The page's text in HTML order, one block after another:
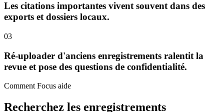
Les citations importantes vivent souvent dans des
exports et dossiers locaux.
03
Ré-uploader d'anciens enregistrements ralentit la
revue et pose des questions de confidentialité.
Comment Focus aide
Recherchez les enregistrements